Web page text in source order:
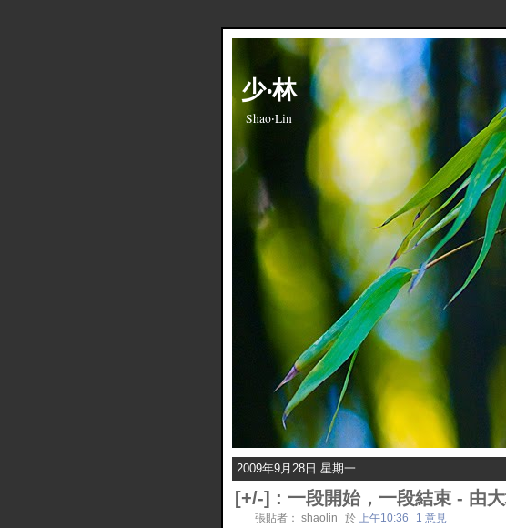
少‧林
Shao‧Lin
2009年9月28日 星期一
[+/-] : 一段開始，一段結束 - 由
張貼者： shaolin 於 上午10:36 1 意見